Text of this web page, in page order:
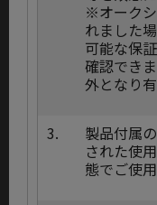
※オーク
れました
可能な保
確認でき
外となり
3.
製品付属
された使
態でご使